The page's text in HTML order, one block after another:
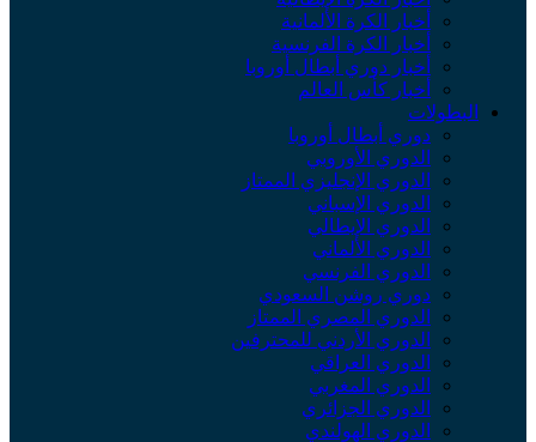
أخبار الكرة الألمانية
أخبار الكرة الفرنسية
أخبار دوري أبطال أوروبا
أخبار كأس العالم
البطولات
دوري أبطال أوروبا
الدوري الأوروبي
الدوري الإنجليزي الممتاز
الدوري الإسباني
الدوري الإيطالي
الدوري الألماني
الدوري الفرنسي
دوري روشن السعودي
الدوري المصري الممتاز
الدوري الأردني للمحترفين
الدوري العراقي
الدوري المغربي
الدوري الجزائري
الدوري الهولندي